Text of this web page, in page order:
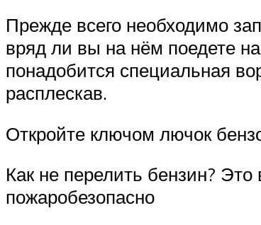
Прежде всего необходимо
вряд ли вы на нём поедете
понадобится специальная
расплескав.
Откройте ключом лючок
Как не перелить бензин?
пожаробезопасно